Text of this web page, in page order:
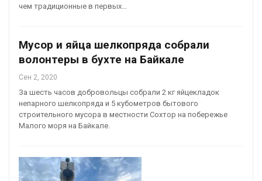
чем традиционные в первых…
Мусор и яйца шелкопряда собрали
волонтеры в бухте на Байкале
Сен 2, 2020
За шесть часов добровольцы собрали 2 кг яйцекладок
непарного шелкопряда и 5 кубометров бытового
строительного мусора в местности Сохтор на побережье
Малого моря на Байкале.